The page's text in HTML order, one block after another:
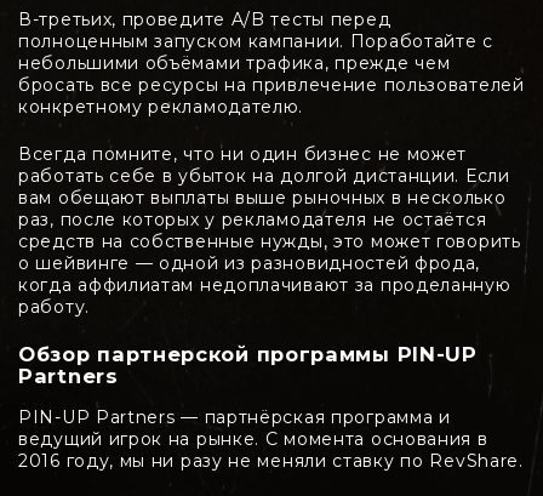
В-третьих, проведите A/B тесты перед
полноценным запуском кампании. Поработайте с
небольшими объёмами трафика, прежде чем
бросать все ресурсы на привлечение пользователей
конкретному рекламодателю.
Всегда помните, что ни один бизнес не может
работать себе в убыток на долгой дистанции. Если
вам обещают выплаты выше рыночных в несколько
раз, после которых у рекламодателя не остаётся
средств на собственные нужды, это может говорить
о шейвинге — одной из разновидностей фрода,
когда аффилиатам недоплачивают за проделанную
работу.
Обзор партнерской программы PIN-UP
Partners
PIN-UP Partners — партнёрская программа и
ведущий игрок на рынке. С момента основания в
2016 году, мы ни разу не меняли ставку по RevShare.